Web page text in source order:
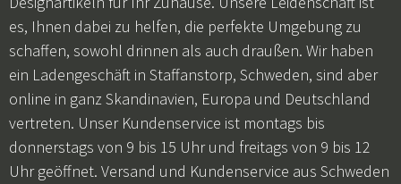
es, Ihnen dabei zu helfen, die perfekte Umgebung zu
schaffen, sowohl drinnen als auch draußen. Wir haben
ein Ladengeschäft in Staffanstorp, Schweden, sind aber
online in ganz Skandinavien, Europa und Deutschland
vertreten. Unser Kundenservice ist montags bis
donnerstags von 9 bis 15 Uhr und freitags von 9 bis 12
Uhr geöffnet. Versand und Kundenservice aus Schweden